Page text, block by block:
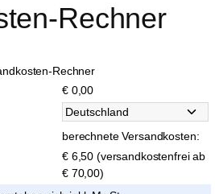
Rechner
€ 0,00
berechnete Versandkosten:
€ 6,50 (versandkostenfrei ab
€ 70,00)
Rechner